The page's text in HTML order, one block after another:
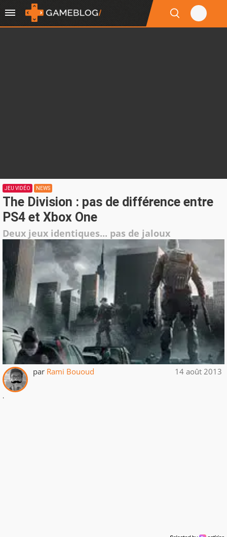
JEU VIDÉO NEWS
The Division : pas de différence entre
PS4 et Xbox One
Deux jeux identiques... pas de jaloux
par Rami Bououd 14 août 2013
.